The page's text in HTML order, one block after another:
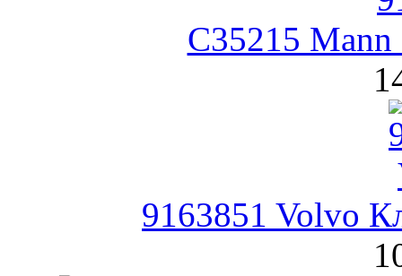
C35215
9163851 Volvo